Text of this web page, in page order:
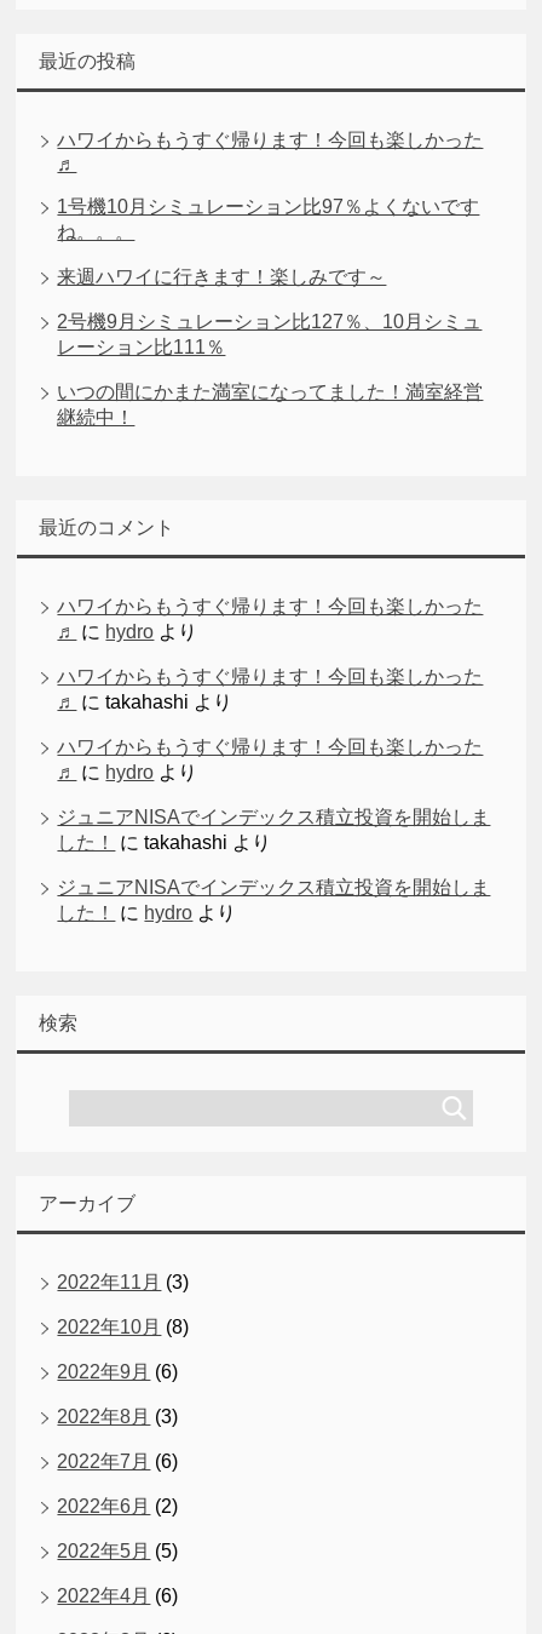
最近の投稿
ハワイからもうすぐ帰ります！今回も楽しかった
♬
1号機10月シミュレーション比97％よくないです
ね。。。
来週ハワイに行きます！楽しみです～
2号機9月シミュレーション比127％、10月シミュ
レーション比111％
いつの間にかまた満室になってました！満室経営
継続中！
最近のコメント
ハワイからもうすぐ帰ります！今回も楽しかった
♬
に hydro より
ハワイからもうすぐ帰ります！今回も楽しかった
♬
にtakahashi より
ハワイからもうすぐ帰ります！今回も楽しかった
♬
に hydro より
ジュニアNISAでインデックス積立投資を開始しま
した！
にtakahashi より
ジュニアNISAでインデックス積立投資を開始しま
した！
に hydro より
検索
アーカイブ
2022年11月 (3)
2022年10月 (8)
2022年9月 (6)
2022年8月 (3)
2022年7月 (6)
2022年6月 (2)
2022年5月 (5)
2022年4月 (6)